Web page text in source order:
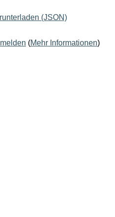
(JSON)
(Mehr Informationen)